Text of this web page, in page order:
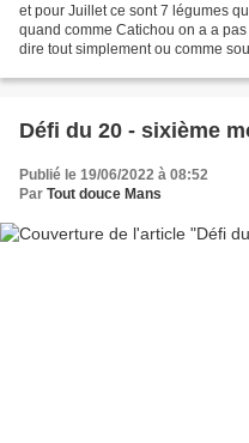
et pour Juillet ce sont 7 légumes
quand comme Catichou on a a
dire tout simplement ou comme
Défi du 20 - sixième
Publié le 19/06/2022 à 08:52
Par Tout douce Mans